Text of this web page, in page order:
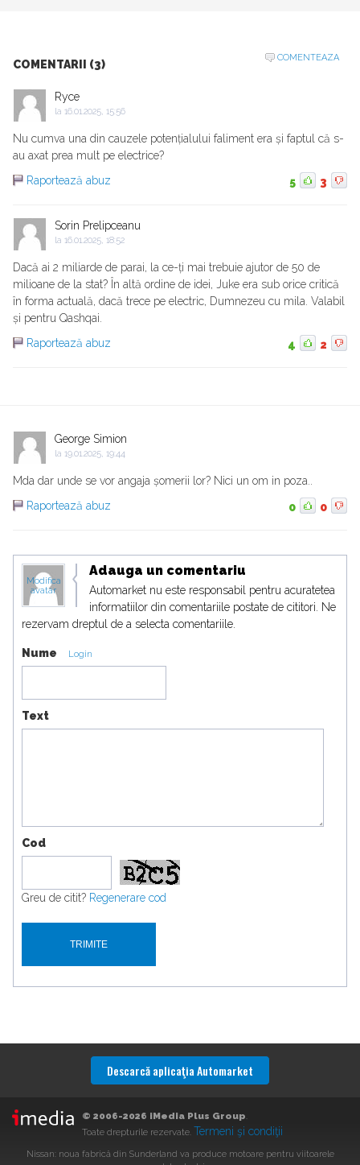
COMENTARII (3)
COMENTEAZA
Ryce
la 16.01.2025, 15:56
Nu cumva una din cauzele potențialului faliment era și faptul că s-
au axat prea mult pe electrice?
Raportează abuz
5 3
Sorin Prelipceanu
la 16.01.2025, 18:52
Dacă ai 2 miliarde de parai, la ce-ți mai trebuie ajutor de 50 de
milioane de la stat? În altă ordine de idei, Juke era sub orice critică
în forma actuală, dacă trece pe electric, Dumnezeu cu mila. Valabil
și pentru Qashqai.
Raportează abuz
4 2
George Simion
la 19.01.2025, 19:44
Mda dar unde se vor angaja șomerii lor? Nici un om in poza..
Raportează abuz
0 0
Modifica
avatar
Adauga un comentariu
Automarket nu este responsabil pentru acuratetea
informatiilor din comentariile postate de cititori. Ne
rezervam dreptul de a selecta comentariile.
Nume Login
Text
Cod
Greu de citit? Regenerare cod
Descarcă aplicaţia Automarket
© 2006-2026 iMedia Plus Group.
Toate drepturile rezervate. Termeni şi condiţii
Nissan: noua fabrică din Sunderland va produce motoare pentru viitoarele